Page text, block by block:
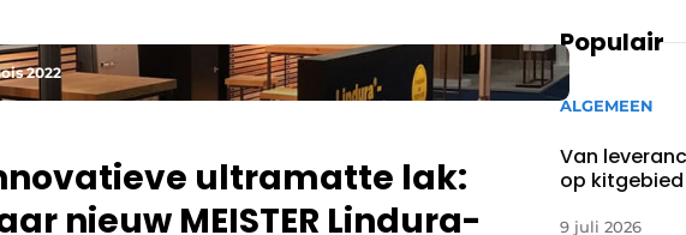
2022
ultramatte lak:
nieuw MEISTER Lindura-
Populair
ALGEMEEN
Van
op kitgebied
9 juli 2026